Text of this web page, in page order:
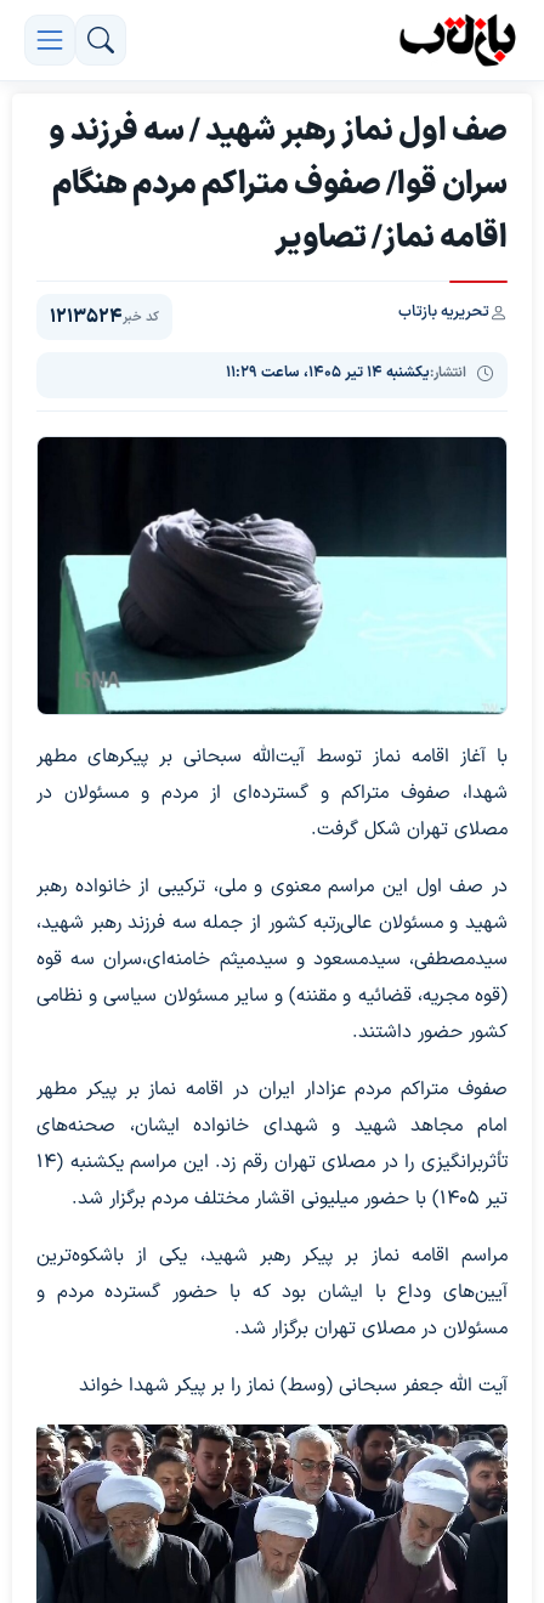
صف اول نماز رهبر شهید / سه فرزند و
سران قوا/ صفوف متراکم مردم هنگام
اقامه نماز/ تصاویر
تحریریه بازتاب
انتشار:یکشنبه ۱۴ تیر ۱۴۰۵، ساعت ۱۱:۲۹
کد خبر1213524
با آغاز اقامه نماز توسط آیت‌الله سبحانی بر پیکرهای مطهر
شهدا، صفوف متراکم و گسترده‌ای از مردم و مسئولان در
مصلای تهران شکل گرفت.
در صف اول این مراسم معنوی و ملی، ترکیبی از خانواده رهبر
شهید و مسئولان عالی‌رتبه کشور از جمله سه فرزند رهبر شهید،
سیدمصطفی، سیدمسعود و سیدمیثم خامنه‌ای،سران سه قوه
(قوه مجریه، قضائیه و مقننه) و سایر مسئولان سیاسی و نظامی
کشور حضور داشتند.
صفوف متراکم مردم عزادار ایران در اقامه نماز بر پیکر مطهر
امام مجاهد شهید و شهدای خانواده ایشان، صحنه‌های
تأثربرانگیزی را در مصلای تهران رقم زد. این مراسم یکشنبه (۱۴
تیر ۱۴۰۵) با حضور میلیونی اقشار مختلف مردم برگزار شد.
مراسم اقامه نماز بر پیکر رهبر شهید، یکی از باشکوه‌ترین
آیین‌های وداع با ایشان بود که با حضور گسترده مردم و
مسئولان در مصلای تهران برگزار شد.
آیت الله جعفر سبحانی (وسط) نماز را بر پیکر شهدا خواند